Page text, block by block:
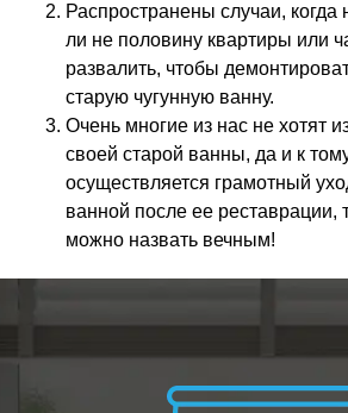
Распространены случаи, когда
ли не половину квартиры или
развалить, чтобы
старую чугунную ванну.
Очень многие из нас не хотят
своей старой ванны, да и к
осуществляется грамотный
ванной после ее реставрации,
можно назвать вечным!